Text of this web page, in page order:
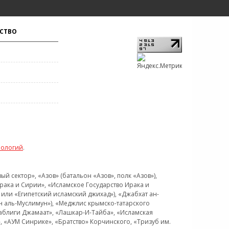
.
«Азов» (батальон «Азов», полк «Азов»),
и Сирии», «Исламское Государство Ирака и
«Египетский исламский джихад»), «Джабхат ан-
Муслимун»), «Меджлис крымско-татарского
Джамаат», «Лашкар-И-Тайба», «Исламская
Синрике», «Братство» Корчинского, «Тризуб им.